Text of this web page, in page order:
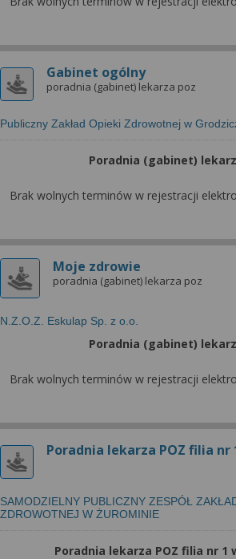
Gabinet ogólny
poradnia (gabinet) lekarza poz
Publiczny Zakład Opieki Zdrowotnej w
Poradnia (gabinet)
Brak wolnych terminów w rejestracji
Moje zdrowie
poradnia (gabinet) lekarza poz
N.Z.O.Z. Eskulap Sp. z o.o.
Poradnia (gabinet)
Brak wolnych terminów w rejestracji
Poradnia lekarza POZ filia nr
SAMODZIELNY PUBLICZNY ZESPÓŁ
ZDROWOTNEJ W ŻUROMINIE
Poradnia lekarza POZ filia nr 1
konfigurację szczegółową, to
za pomocą „Ustawień
Więcej informacji na temat
narzędzi zewnętrznych w naszym
znajdziesz w Regulaminie Serwisu.